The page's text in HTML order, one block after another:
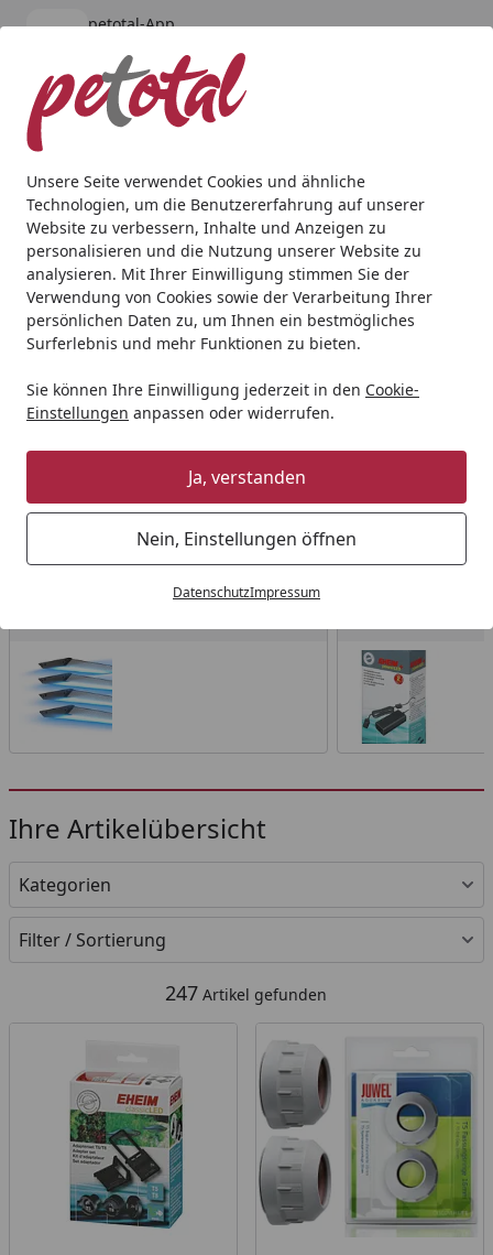
Unsere Seite verwendet Cookies und ähnliche
Technologien, um die Benutzererfahrung auf unserer
Website zu verbessern, Inhalte und Anzeigen zu
personalisieren und die Nutzung unserer Website zu
analysieren. Mit Ihrer Einwilligung stimmen Sie der
Verwendung von Cookies sowie der Verarbeitung Ihrer
persönlichen Daten zu, um Ihnen ein bestmögliches
Surferlebnis und mehr Funktionen zu bieten.
Sie können Ihre Einwilligung jederzeit in den Cookie-
Einstellungen anpassen oder widerrufen.
Ja, verstanden
Nein, Einstellungen öffnen
DatenschutzImpressum
petotal-App
kostenlos - Im App Store
Alle Produkte
Mein Konto
Suchen
Beleuchtung
Startseite
Beleuchtung
Wählen Sie Ihre Wunschkategorie
Ihre Artikelübersicht
Kategorien
Filter / Sortierung
247 Artikel gefunden